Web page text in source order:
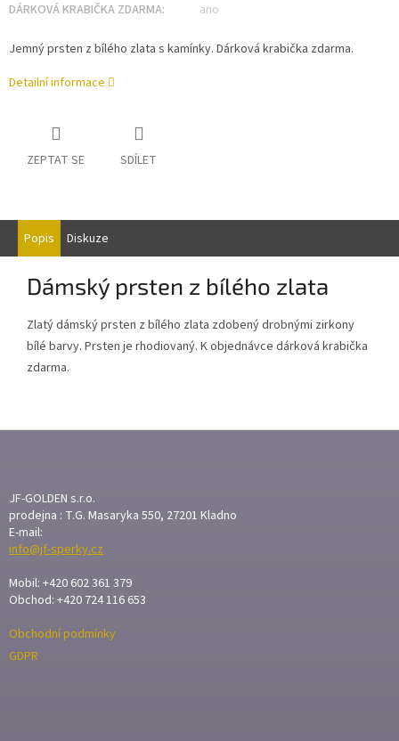
DÁRKOVÁ KRABIČKA ZDARMA: ano
Jemný prsten z bílého zlata s kamínky. Dárková krabička zdarma.
Detailní informace
ZEPTAT SE SDÍLET
Popis Diskuze
Dámský prsten z bílého zlata
Zlatý dámský prsten z bílého zlata zdobený drobnými zirkony
bílé barvy. Prsten je rhodiovaný. K objednávce dárková krabička
zdarma.
A
T
JF-GOLDEN s.r.o.
prodejna : T.G. Masaryka 550, 27201 Kladno
E-mail:
info@jf-sperky.cz
Mobil: +420 602 361 379
Obchod: +420 724 116 653
Obchodní podmínky
GDPR